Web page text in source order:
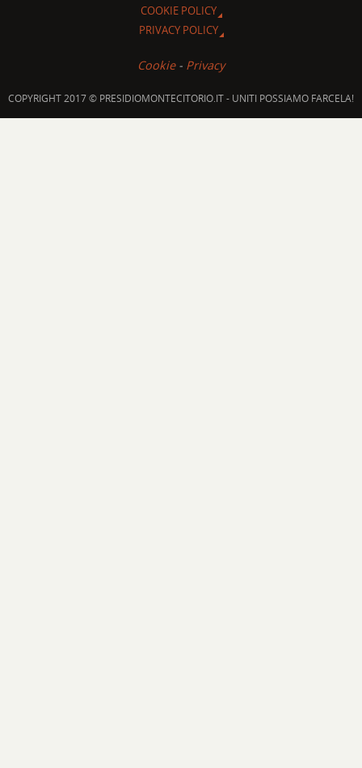
COOKIE POLICY
PRIVACY POLICY
Cookie- Privacy
COPYRIGHT 2017 © PRESIDIOMONTECITORIO.IT - UNITI POSSIAMO FARCELA!